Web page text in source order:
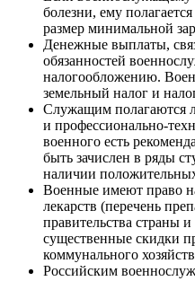
болезни, ему
размер минимальной
Денежные выплаты,
обязанностей
налогообложению.
земельный налог и
Служащим полагаются
и профессионально-
военного есть
быть зачислен в ряды
наличии
Военные имеют право
лекарств (перечень
правительства страны
существенные скидки
коммунального
Российским